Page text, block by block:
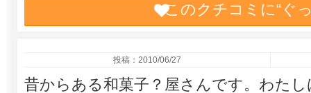
このクチコミに“ぐ
投稿：2010/06/27
昔からある和菓子？屋さんです。わた